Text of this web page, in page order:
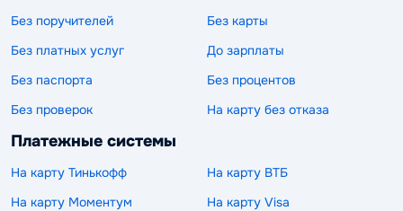
Без поручителей
Без карты
Без платных услуг
До зарплаты
Без паспорта
Без процентов
Без проверок
На карту без отказа
Платежные системы
На карту Тинькофф
На карту ВТБ
На карту Моментум
На карту Visa